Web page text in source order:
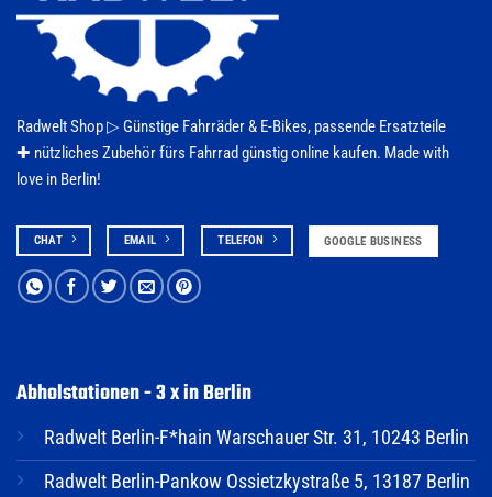
Radwelt Shop ▷ Günstige Fahrräder & E-Bikes, passende Ersatzteile
✚ nützliches Zubehör fürs Fahrrad günstig online kaufen. Made with
love in Berlin!
CHAT EMAIL TELEFON GOOGLE BUSINESS
Abholstationen - 3 x in Berlin
Radwelt Berlin-F*hain Warschauer Str. 31, 10243 Berlin
Radwelt Berlin-Pankow Ossietzkystraße 5, 13187 Berlin